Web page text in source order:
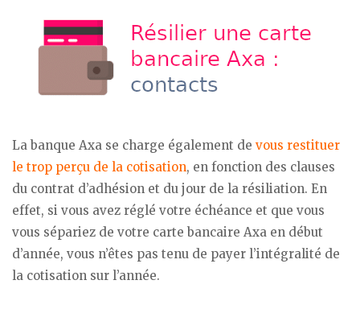
La banque Axa se charge également de vous restituer
le trop perçu de la cotisation, en fonction des clauses
du contrat d’adhésion et du jour de la résiliation. En
effet, si vous avez réglé votre échéance et que vous
vous sépariez de votre carte bancaire Axa en début
d’année, vous n’êtes pas tenu de payer l’intégralité de
la cotisation sur l’année.